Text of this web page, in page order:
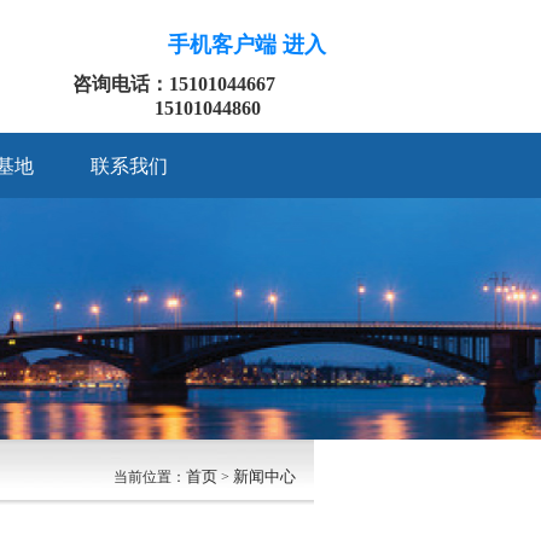
手机客户端 进入
咨询电话：15101044667
15101044860
地 联系我们
当前位置： 首页 > 新闻中心